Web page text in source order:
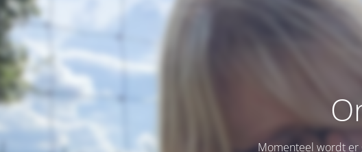
Momenteel wordt er